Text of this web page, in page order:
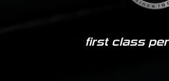
first class